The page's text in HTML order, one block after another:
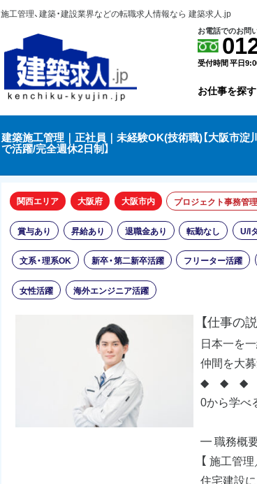
施工管理、建築・建設業界などの転職求人情報なら 建築求人.jp
お電話でのお問
受付時間 平日
お仕事を探す
建築施工管理｜正社員｜未経験OK(技術職)【大阪市淀
で活躍/完全週休2日制】
関西エリア 大阪府 大阪市内 プロジェクト事務管理
賞与あり 昇給あり 退職金あり 転勤なし U/I
文系・理系OK 新卒・第二新卒活躍 フリーター活躍
女性活躍 海外エンジニア活躍
【仕事の
日本一を
仲間を大
◆ ◆ ◆
0から学べ
━ 職務概
【 施工管
住宅建設